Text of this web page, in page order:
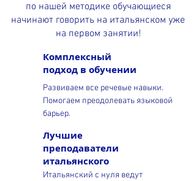
по нашей методике обучающиеся
начинают говорить на итальянском уже
на первом занятии!
Комплексный
подход в обучении
Развиваем все речевые навыки.
Помогаем преодолевать языковой
барьер.
Лучшие
преподаватели
итальянского
Итальянский с нуля ведут